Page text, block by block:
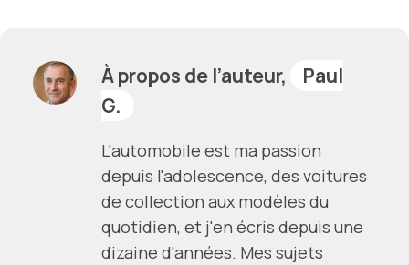
À propos de l’auteur,
Paul
G.
L'automobile est ma passion
depuis l'adolescence, des voitures
de collection aux modèles du
quotidien, et j'en écris depuis une
dizaine d'années. Mes sujets